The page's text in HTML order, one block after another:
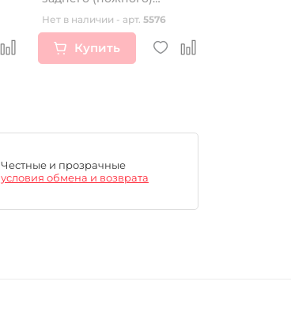
TTR250a М10
Нет в наличии - арт. 5576
Купить
Честные и прозрачные
условия обмена и возврата